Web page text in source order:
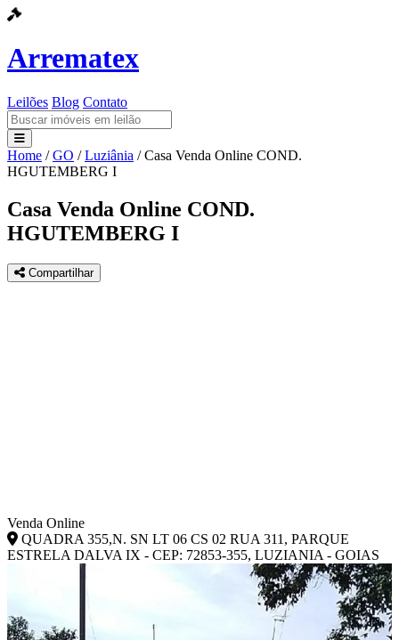
Arrematex
Leilões Blog Contato
Leilões
Blog
Contato
Home / GO / Luziânia / Casa Venda Online COND.
HGUTEMBERG I
Casa Venda Online COND.
HGUTEMBERG I
Compartilhar
Venda Online
QUADRA 355,N. SN LT 06 CS 02 RUA 311, PARQUE
ESTRELA DALVA IX - CEP: 72853-355, LUZIANIA - GOIAS